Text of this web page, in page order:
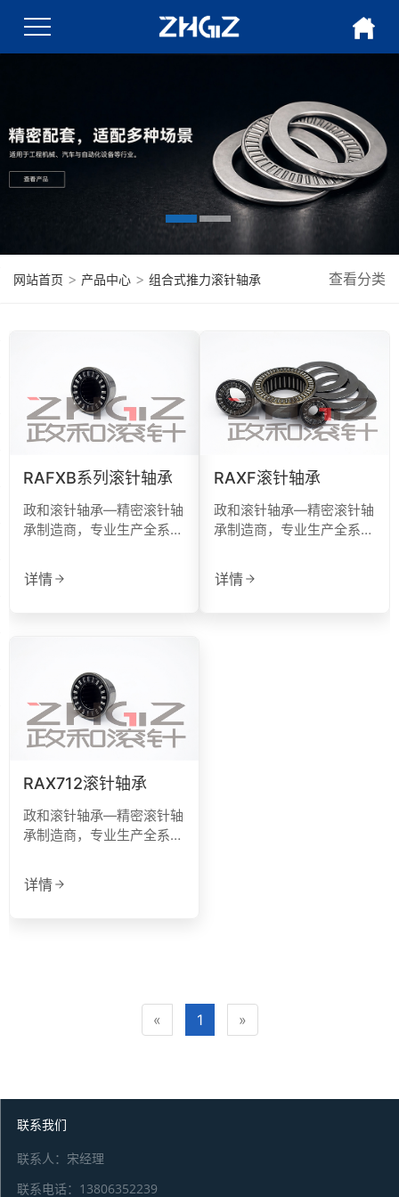
网站首页 > 产品中心 > 组合式推力滚针轴承 查看分类
RAFXB系列滚针轴承
政和滚针轴承—精密滚针轴
承制造商，专业生产全系列
详情
RAXF滚针轴承
政和滚针轴承—精密滚针轴
承制造商，专业生产全系列
详情
RAX712滚针轴承
政和滚针轴承—精密滚针轴
承制造商，专业生产全系列
详情
« 1 »
联系我们
联系人：宋经理
联系电话：13806352239